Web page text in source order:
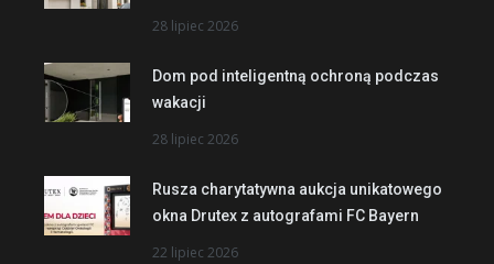
28 lipiec 2026
Dom pod inteligentną ochroną podczas
wakacji
28 lipiec 2026
Rusza charytatywna aukcja unikatowego
okna Drutex z autografami FC Bayern
22 lipiec 2026